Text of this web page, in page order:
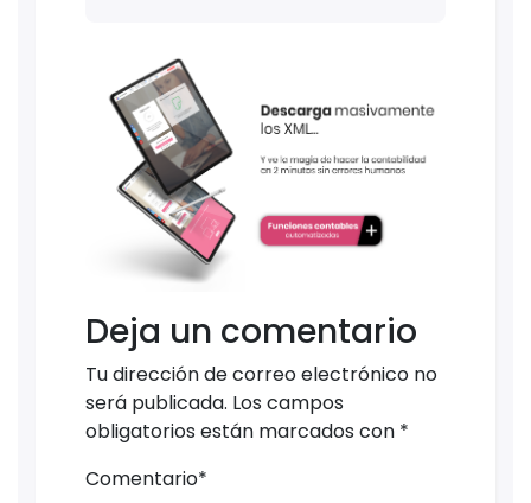
Deja un comentario
Tu dirección de correo electrónico no
será publicada. Los campos
obligatorios están marcados con *
Comentario*